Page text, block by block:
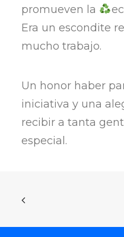
promueven la
Era un escondite
mucho trabajo.
Un honor haber
iniciativa y una
recibir a tanta
especial.